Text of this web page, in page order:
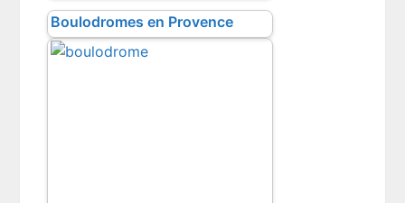
Boulodromes en Provence